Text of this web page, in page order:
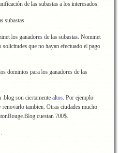
de las subastas a los interesados.
subastas.
los ganadores de las subastas. Nominet
que no hayan efectuado el pago
dominios para los ganadores de las
son ciertamente altos. Por ejemplo
tambien. Otras ciudades mucho
cuestan 700$.